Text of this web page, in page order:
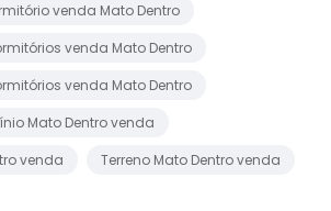
venda Mato Dentro
venda Mato Dentro
venda Mato Dentro
Mato Dentro venda
venda
Terreno Mato Dentro venda